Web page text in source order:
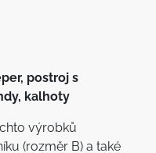
postroj s
kalhoty
výrobků
(rozměr B) a také